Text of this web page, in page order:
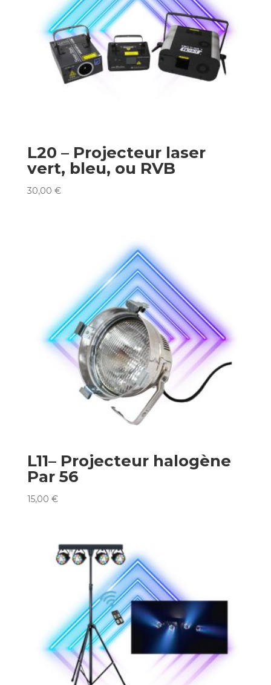
L20 – Projecteur laser
vert, bleu, ou RVB
30,00 €
L11– Projecteur halogène
Par 56
15,00 €